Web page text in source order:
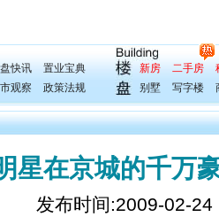
快讯
置业宝典
观察
政策法规
新房 二手房
别墅
写字楼
星在京城的千万
发布时间:2009-02-